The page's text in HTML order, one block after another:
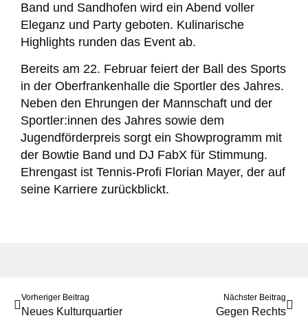
Band und Sandhofen wird ein Abend voller
Eleganz und Party geboten. Kulinarische
Highlights runden das Event ab.
Bereits am 22. Februar feiert der Ball des Sports
in der Oberfrankenhalle die Sportler des Jahres.
Neben den Ehrungen der Mannschaft und der
Sportler:innen des Jahres sowie dem
Jugendförderpreis sorgt ein Showprogramm mit
der Bowtie Band und DJ FabX für Stimmung.
Ehrengast ist Tennis-Profi Florian Mayer, der auf
seine Karriere zurückblickt.
Vorheriger Beitrag
Neues Kulturquartier
Nächster Beitrag
Gegen Rechts